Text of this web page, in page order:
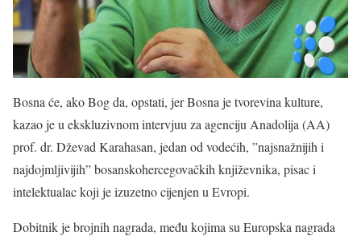
Bosna će, ako Bog da, opstati, jer Bosna je tvorevina kulture,
kazao je u ekskluzivnom intervjuu za agenciju Anadolija (AA)
prof. dr. Dževad Karahasan, jedan od vodećih, ”najsnažnijih i
najdojmljivijih” bosanskohercegovačkih književnika, pisac i
intelektualac koji je izuzetno cijenjen u Evropi.
Dobitnik je brojnih nagrada, među kojima su Europska nagrada